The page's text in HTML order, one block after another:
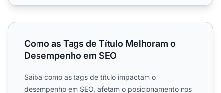
Como as Tags de Título Melhoram o Desempenho em
Como as Tags de Título Melhoram o
Desempenho em SEO
Saiba como as tags de título impactam o
desempenho em SEO, afetam o posicionamento nos